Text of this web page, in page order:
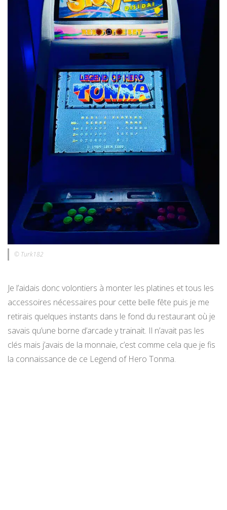
© Turk182
Je l’aidais donc volontiers à monter les platines et tous les
accessoires nécessaires pour cette belle fête puis je me
retirais quelques instants dans le fond du restaurant où je
savais qu’une borne d’arcade y trainait. Il n’avait pas les
clés mais j’avais de la monnaie, c’est comme cela que je fis
la connaissance de ce Legend of Hero Tonma.